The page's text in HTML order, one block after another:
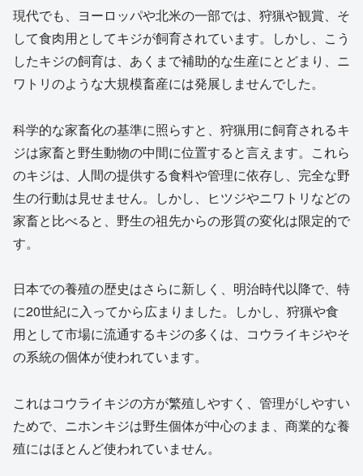
現代でも、ヨーロッパや北米の一部では、狩猟や観賞、そ
して食肉用としてキジが飼育されています。しかし、こう
したキジの飼育は、あくまで補助的な生産にとどまり、ニ
ワトリのような大規模畜産には発展しませんでした。
科学的な家畜化の基準に照らすと、狩猟用に飼育されるキ
ジは家畜と野生動物の中間に位置すると言えます。これら
のキジは、人間の提供する食料や管理に依存し、完全な野
生の行動は見せません。しかし、ヒツジやニワトリなどの
家畜と比べると、野生の祖先からの形質の変化は限定的で
す。
日本での養殖の歴史はさらに新しく、明治時代以降で、特
に20世紀に入ってから広まりました。しかし、狩猟や食
用として市場に流通するキジの多くは、コウライキジやそ
の系統の個体が使われています。
これはコウライキジの方が繁殖しやすく、管理がしやすい
ためで、ニホンキジは野生個体が中心のまま、商業的な養
殖にはほとんど使われていません。